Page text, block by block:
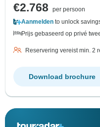
€2.768
per persoon
Aanmelden to unlock
Prijs gebaseerd op privé
Reservering vereist min. 2
Download brochure